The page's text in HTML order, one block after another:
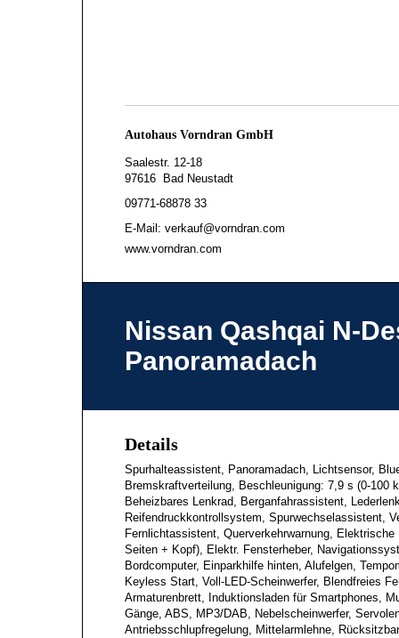
Autohaus Vorndran GmbH
Saalestr. 12-18
97616 Bad Neustadt
09771-68878 33
E-Mail: verkauf@vorndran.com
www.vorndran.com
Nissan Qashqai N-
Panoramadach
Details
Spurhalteassistent, Panoramadach, Lichtsensor,
Bremskraftverteilung, Beschleunigung: 7,9 s (0-
Beheizbares Lenkrad, Berganfahrassistent,
Reifendruckkontrollsystem, Spurwechselassistent,
Fernlichtassistent, Querverkehrwarnung,
Seiten + Kopf), Elektr. Fensterheber,
Bordcomputer, Einparkhilfe hinten, Alufelgen,
Keyless Start, Voll-LED-Scheinwerfer, Blendfreies
Armaturenbrett, Induktionsladen für Smartphones,
Gänge, ABS, MP3/DAB, Nebelscheinwerfer,
Antriebsschlupfregelung, Mittelarmlehne,